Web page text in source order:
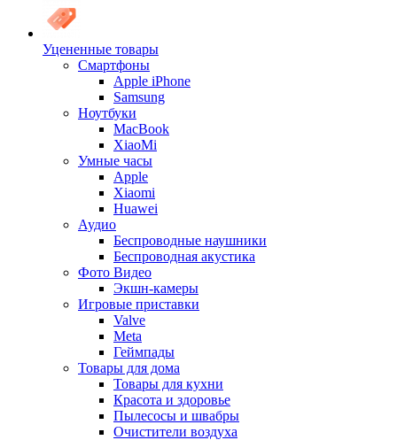
Уцененные товары
Cмартфоны
Apple iPhone
Samsung
Ноутбуки
MacBook
XiaoMi
Умные часы
Apple
Xiaomi
Huawei
Аудио
Беспроводные наушники
Беспроводная акустика
Фото Видео
Экшн-камеры
Игровые приставки
Valve
Meta
Геймпады
Товары для дома
Товары для кухни
Красота и здоровье
Пылесосы и швабры
Очистители воздуха